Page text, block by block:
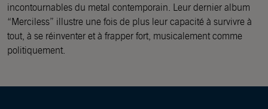
incontournables du metal contemporain. Leur dernier album
“Merciless” illustre une fois de plus leur capacité à survivre à
tout, à se réinventer et à frapper fort, musicalement comme
politiquement.